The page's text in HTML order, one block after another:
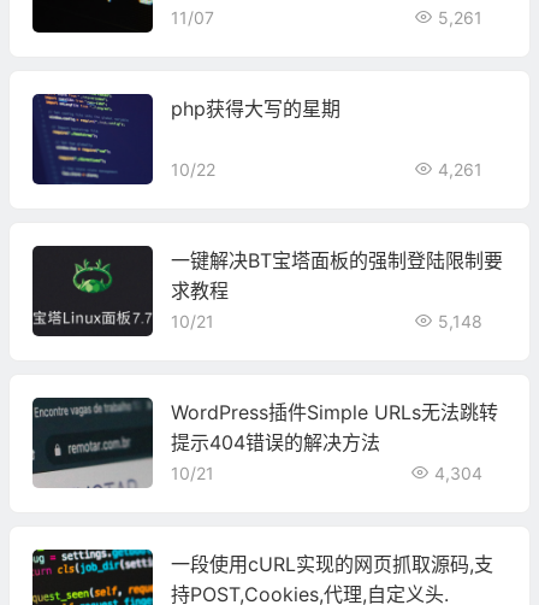
11/07 5,261
php获得大写的星期
10/22 4,261
一键解决BT宝塔面板的强制登陆限制要
求教程
10/21 5,148
WordPress插件Simple URLs无法跳转
提示404错误的解决方法
10/21 4,304
一段使用cURL实现的网页抓取源码,支
持POST,Cookies,代理,自定义头.